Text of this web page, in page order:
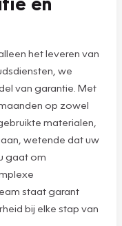
het leveren van
we
van garantie. Met
op zowel
materialen,
wetende dat uw
gaat om
staat garant
bij elke stap van